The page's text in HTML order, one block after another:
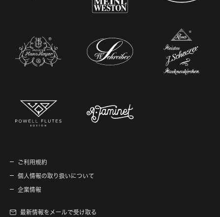
ご利用規約
個人情報の取り扱いについて
企業情報
最新情報をメールで受け取る